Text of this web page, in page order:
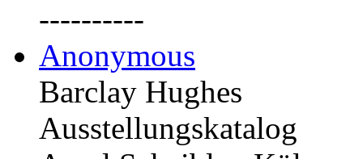
----------
Anonymous
Barclay Hughes
Ausstellungskatalog